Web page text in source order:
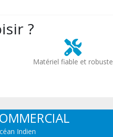
?
Matériel fiable et robuste
Indien